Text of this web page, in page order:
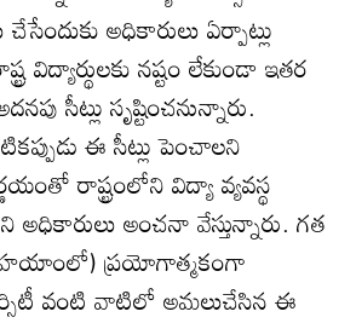
అధికారులు ఏర్పాట్లు
విద్యార్థులకు నష్టం లేకుండా ఇతర
సీట్లు సృష్టించనున్నారు.
ఈ సీట్లు పెంచాలని
రాష్ట్రంలోని విద్యా వ్యవస్థ
అధికారులు అంచనా వేస్తున్నారు. గత
హయాంలో) ప్రయోగాత్మకంగా
వంటి వాటిలో అమలుచేసిన ఈ